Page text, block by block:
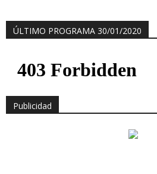
ÚLTIMO PROGRAMA 30/01/2020
Publicidad